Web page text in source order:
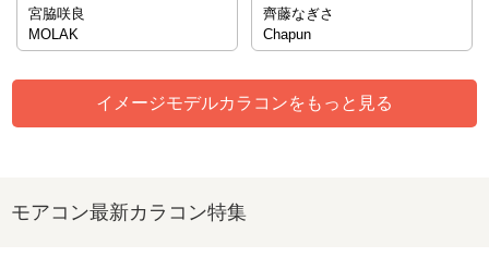
宮脇咲良
MOLAK
齊藤なぎさ
Chapun
イメージモデルカラコンをもっと見る
モアコン最新カラコン特集